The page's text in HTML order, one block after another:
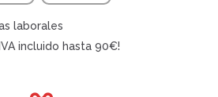
laborales
incluido hasta 90€!